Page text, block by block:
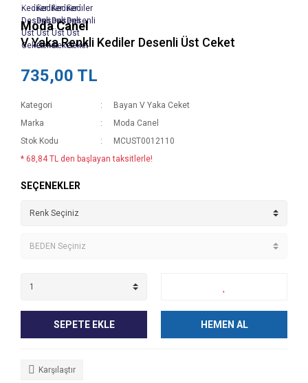
Moda Canel
V Yaka Renkli Kediler Desenli Üst Ceket
735,00 TL
Kategori
Bayan V Yaka Ceket
Marka
Moda Canel
Stok Kodu
MCUST0012110
* 68,84 TL den başlayan taksitlerle!
SEÇENEKLER
SEPETE EKLE HEMEN AL
Karşılaştır